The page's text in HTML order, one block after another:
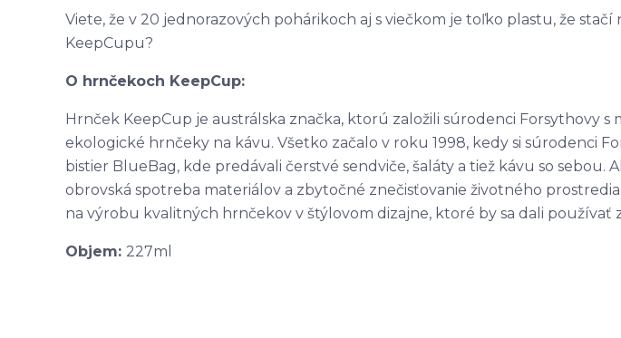
Viete, že v 20 jednorazových pohárikoch aj s viečkom je toľko plastu, že stačí
KeepCupu?
O hrnčekoch KeepCup:
Hrnček KeepCup je austrálska značka, ktorú založili súrodenci Forsythovy s
ekologické hrnčeky na kávu. Všetko začalo v roku 1998, kedy si súrodenci
bistier BlueBag, kde predávali čerstvé sendviče, šaláty a tiež kávu so sebou.
obrovská spotreba materiálov a zbytočné znečisťovanie životného
na výrobu kvalitných hrnčekov v štýlovom dizajne, ktoré by sa dali používať
Objem: 227ml